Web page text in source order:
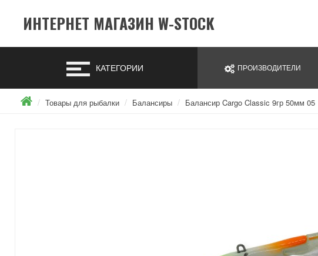
ИНТЕРНЕТ МАГАЗИН W-STOCK
КАТЕГОРИИ ПРОИЗВОДИТЕЛИ
Товары для рыбалки Балансиры Балансир Cargo Classic 9гр 50мм 05